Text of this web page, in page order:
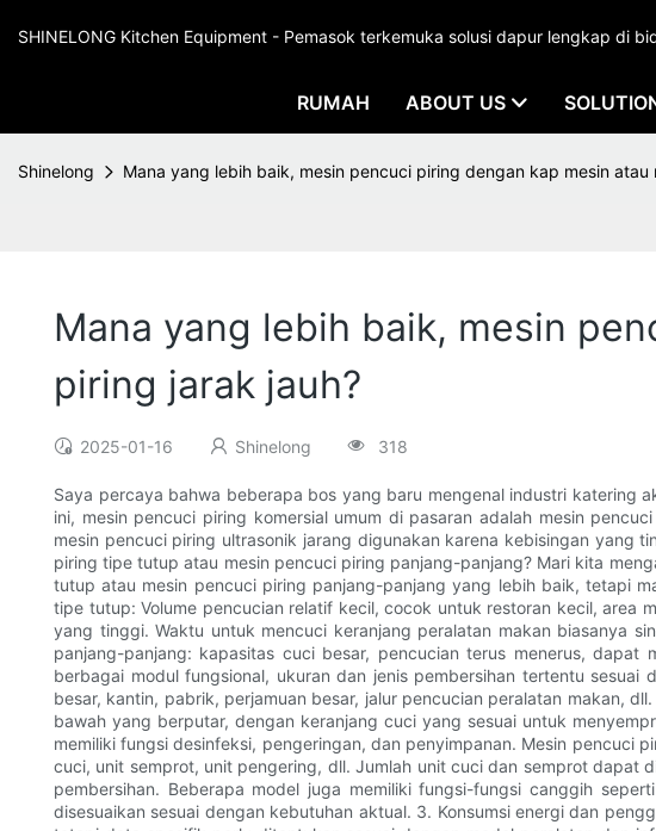
SHINELONG Kitchen Equipment - Pemasok terkemuka solusi dapur lengkap di
RUMAH ABOUT US
Shinelong Mana yang lebih baik, mesin pencuci piring dengan kap mesin
Mana yang lebih baik, mesin
piring jarak jauh?
2025-01-16 Shinelong 318
Saya percaya bahwa beberapa bos yang baru mengenal industri katering
ini, mesin pencuci piring komersial umum di pasaran adalah mesin
mesin pencuci piring ultrasonik jarang digunakan karena kebisingan yang
piring tipe tutup atau mesin pencuci piring panjang-panjang? Mari kita
tutup atau mesin pencuci piring panjang-panjang yang lebih baik, tetapi
tipe tutup: Volume pencucian relatif kecil, cocok untuk restoran kecil,
yang tinggi. Waktu untuk mencuci keranjang peralatan makan biasanya
panjang-panjang: kapasitas cuci besar, pencucian terus menerus,
berbagai modul fungsional, ukuran dan jenis pembersihan tertentu
besar, kantin, pabrik, perjamuan besar, jalur pencucian peralatan makan,
bawah yang berputar, dengan keranjang cuci yang sesuai untuk
memiliki fungsi desinfeksi, pengeringan, dan penyimpanan. Mesin pencuci
cuci, unit semprot, unit pengering, dll. Jumlah unit cuci dan semprot dapat
pembersihan. Beberapa model juga memiliki fungsi-fungsi canggih
disesuaikan sesuai dengan kebutuhan aktual. 3. Konsumsi energi dan